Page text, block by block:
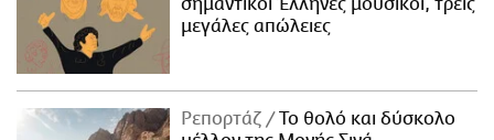
σημαντικοί Έλληνες μουσικοί, τρεις
μεγάλες απώλειες
Ρεπορτάζ
Το θολό και δύσκολο